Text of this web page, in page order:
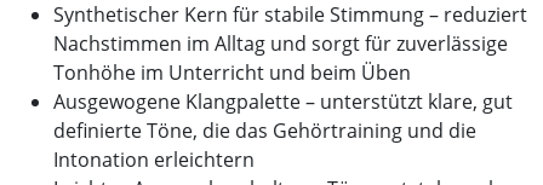
Synthetischer Kern für stabile Stimmung – reduziert
Nachstimmen im Alltag und sorgt für zuverlässige
Tonhöhe im Unterricht und beim Üben
Ausgewogene Klangpalette – unterstützt klare, gut
definierte Töne, die das Gehörtraining und die
Intonation erleichtern